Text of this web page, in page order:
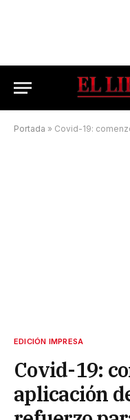
Portada » Covid-19: comenzó la
EDICIÓN IMPRESA
Covid-19:
aplicación